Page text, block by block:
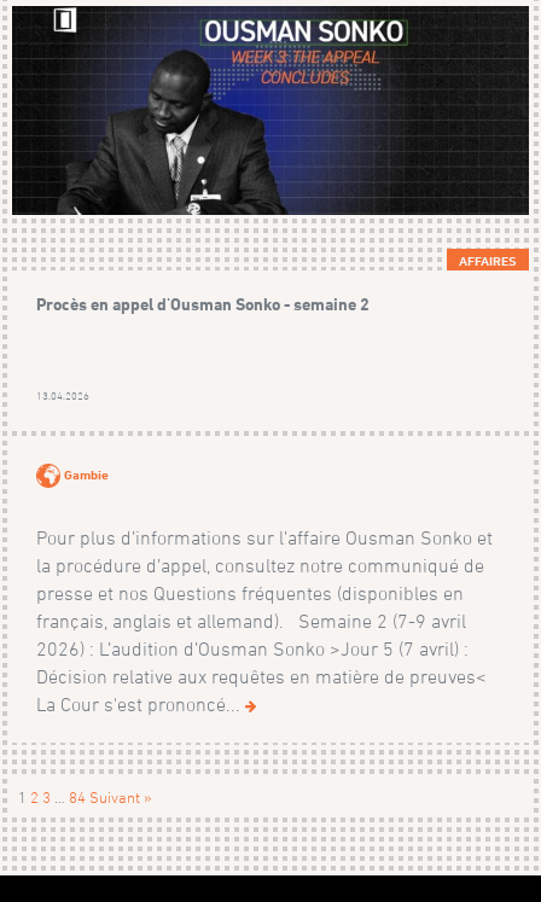
AFFAIRES
Procès en appel d'Ousman Sonko - semaine 2
13.04.2026
Gambie
Pour plus d’informations sur l’affaire Ousman Sonko et
la procédure d’appel, consultez notre communiqué de
presse et nos Questions fréquentes (disponibles en
français, anglais et allemand). Semaine 2 (7-9 avril
2026) : L’audition d’Ousman Sonko >Jour 5 (7 avril) :
Décision relative aux requêtes en matière de preuves<
La Cour s'est prononcé...
1 2 3 84 Suivant »